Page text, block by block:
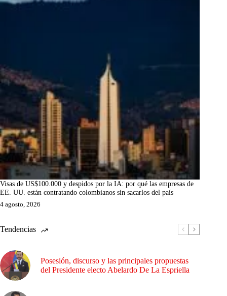
Visas de US$100.000 y despidos por la IA: por qué las empresas de
EE. UU. están contratando colombianos sin sacarlos del país
4 agosto, 2026
Tendencias
Posesión, discurso y las principales propuestas
del Presidente electo Abelardo De La Espriella